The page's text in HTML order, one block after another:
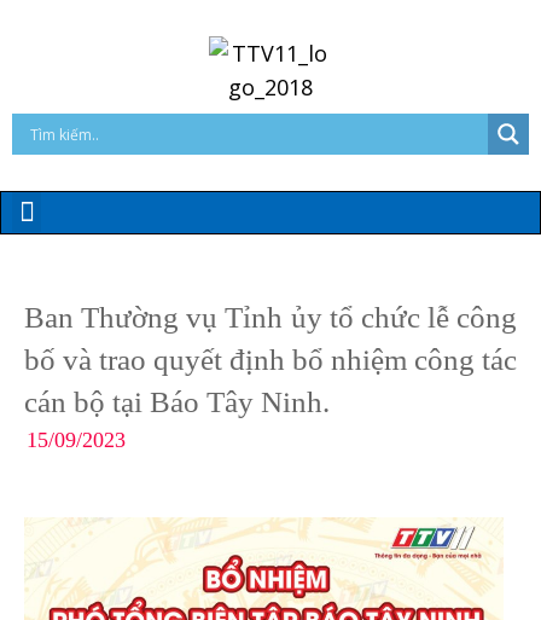
Ban Thường vụ Tỉnh ủy tổ chức lễ công
bố và trao quyết định bổ nhiệm công tác
cán bộ tại Báo Tây Ninh.
15/09/2023